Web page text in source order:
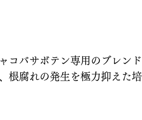
コバサボテン専用のブレン
根腐れの発生を極力抑えた培